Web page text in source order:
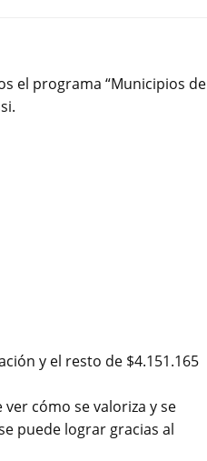
el programa “Municipios de
y el resto de $4.151.165
cómo se valoriza y se
puede lograr gracias al